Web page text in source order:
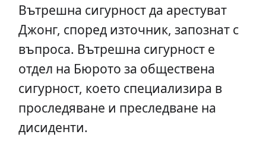
Вътрешна сигурност да арестуват
Джонг, според източник, запознат с
въпроса. Вътрешна сигурност е
отдел на Бюрото за обществена
сигурност, което специализира в
проследяване и преследване на
дисиденти.